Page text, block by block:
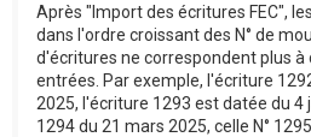
Après "Import des écritures FEC",
dans l'ordre croissant des N° de
d'écritures ne correspondent plus
entrées. Par exemple, l'écriture
2025, l'écriture 1293 est datée du 4
1294 du 21 mars 2025, celle N°